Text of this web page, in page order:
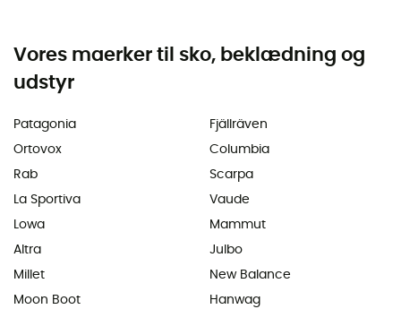
Vores maerker til sko, beklædning og
udstyr
Patagonia
Ortovox
Rab
La Sportiva
Lowa
Altra
Millet
Moon Boot
Fjällräven
Columbia
Scarpa
Vaude
Mammut
Julbo
New Balance
Hanwag